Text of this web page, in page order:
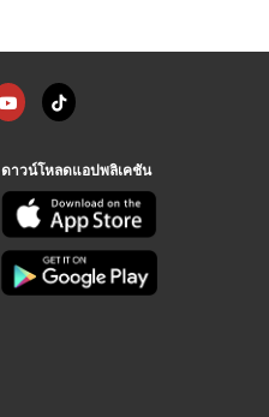
ดาวน์โหลดแอปพลิเคชัน